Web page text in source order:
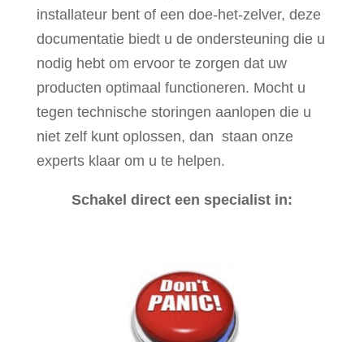
installateur bent of een doe-het-zelver, deze
documentatie biedt u de ondersteuning die u
nodig hebt om ervoor te zorgen dat uw
producten optimaal functioneren. Mocht u
tegen technische storingen aanlopen die u
niet zelf kunt oplossen, dan staan onze
experts klaar om u te helpen.
Schakel direct een specialist in: